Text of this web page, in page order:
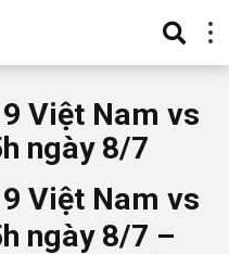
Việt Nam vs
ngày 8/7
Việt Nam vs
ngày 8/7 –